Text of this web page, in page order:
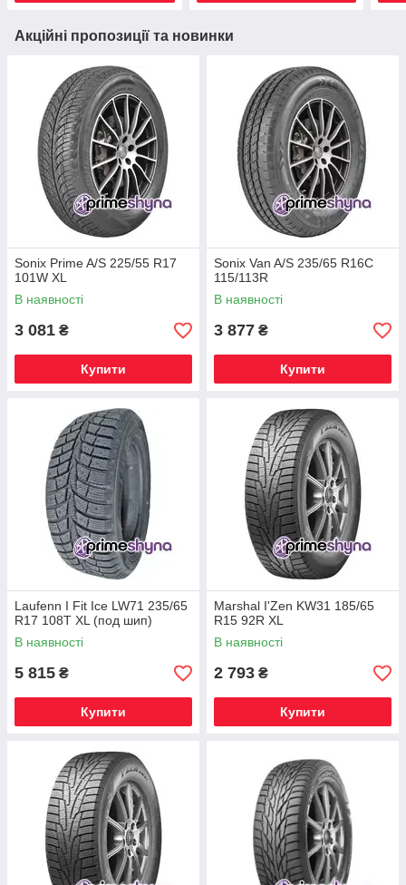
Акційні пропозиції та новинки
Sonix Prime A/S 225/55 R17
101W XL
В наявності
3 081 ₴
Купити
Sonix Van A/S 235/65 R16C
115/113R
В наявності
3 877 ₴
Купити
Laufenn I Fit Ice LW71 235/65
R17 108T XL (под шип)
В наявності
5 815 ₴
Купити
Marshal I'Zen KW31 185/65
R15 92R XL
В наявності
2 793 ₴
Купити